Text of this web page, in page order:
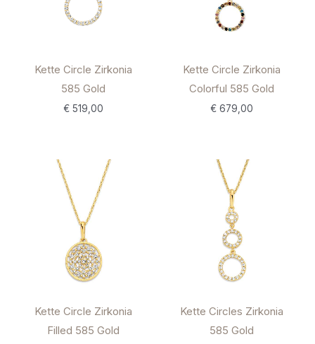
Kette Circle Zirkonia
585 Gold
€ 519,00
Kette Circle Zirkonia
Colorful 585 Gold
€679,00
Kette Circle Zirkonia
Filled 585 Gold
Kette Circles Zirkonia
585 Gold